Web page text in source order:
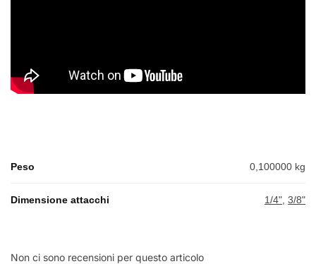
Peso 0,100000 kg
Dimensione attacchi 1/4" 3/8"
Non ci sono recensioni per questo articolo